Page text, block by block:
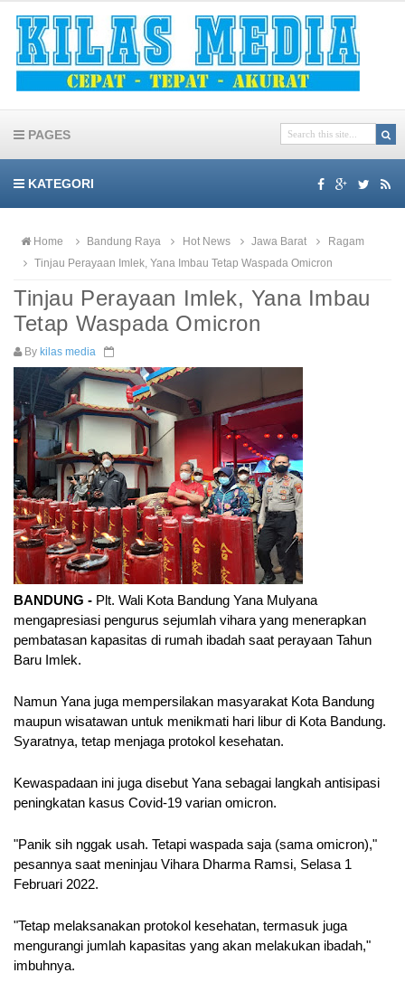
PAGES
KATEGORI
Home Bandung Raya Hot News Jawa Barat
Ragam
Tinjau Perayaan Imlek, Yana Imbau Tetap Waspada Omicron
Tinjau Perayaan Imlek, Yana Imbau
Tetap Waspada Omicron
By kilas media
BANDUNG - Plt. Wali Kota Bandung Yana Mulyana
mengapresiasi pengurus sejumlah vihara yang menerapkan
pembatasan kapasitas di rumah ibadah saat perayaan Tahun
Baru Imlek.
Namun Yana juga mempersilakan masyarakat Kota Bandung
maupun wisatawan untuk menikmati hari libur di Kota Bandung.
Syaratnya, tetap menjaga protokol kesehatan.
Kewaspadaan ini juga disebut Yana sebagai langkah antisipasi
peningkatan kasus Covid-19 varian omicron.
"Panik sih nggak usah. Tetapi waspada saja (sama omicron),"
pesannya saat meninjau Vihara Dharma Ramsi, Selasa 1
Februari 2022.
"Tetap melaksanakan protokol kesehatan, termasuk juga
mengurangi jumlah kapasitas yang akan melakukan ibadah,"
imbuhnya.